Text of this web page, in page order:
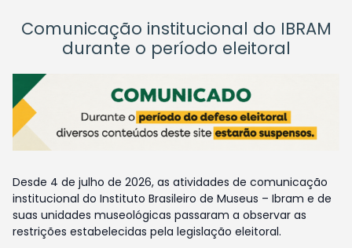
Comunicação institucional do IBRAM
durante o período eleitoral
Desde 4 de julho de 2026, as atividades de comunicação
institucional do Instituto Brasileiro de Museus – Ibram e de
suas unidades museológicas passaram a observar as
restrições estabelecidas pela legislação eleitoral.